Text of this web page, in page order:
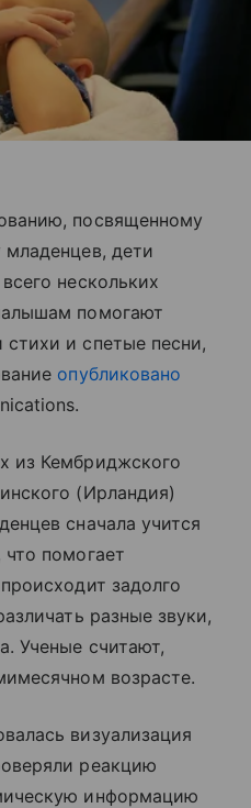
посвященному
младенцев, дети
нескольких
помогают
и спетые песни,
опубликовано
из Кембриджского
(Ирландия)
сначала учится
помогает
задолго
разные звуки,
Ученые считают,
возрасте.
визуализация
реакцию
информацию